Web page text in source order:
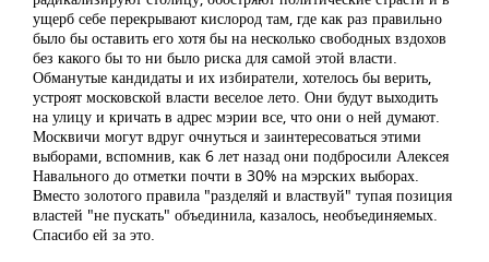
ущерб себе перекрывают кислород там, где как раз правильно
было бы оставить его хотя бы на несколько свободных вздохов
без какого бы то ни было риска для самой этой власти.
Обманутые кандидаты и их избиратели, хотелось бы верить,
устроят московской власти веселое лето. Они будут выходить
на улицу и кричать в адрес мэрии все, что они о ней думают.
Москвичи могут вдруг очнуться и заинтересоваться этими
выборами, вспомнив, как 6 лет назад они подбросили Алексея
Навального до отметки почти в 30% на мэрских выборах.
Вместо золотого правила "разделяй и властвуй" тупая позиция
властей "не пускать" объединила, казалось, необъединяемых.
Спасибо ей за это.